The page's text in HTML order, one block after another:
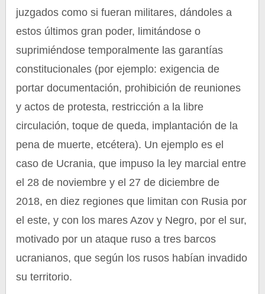
juzgados como si fueran militares, dándoles a
estos últimos gran poder, limitándose o
suprimiéndose temporalmente las garantías
constitucionales (por ejemplo: exigencia de
portar documentación, prohibición de reuniones
y actos de protesta, restricción a la libre
circulación, toque de queda, implantación de la
pena de muerte, etcétera). Un ejemplo es el
caso de Ucrania, que impuso la ley marcial entre
el 28 de noviembre y el 27 de diciembre de
2018, en diez regiones que limitan con Rusia por
el este, y con los mares Azov y Negro, por el sur,
motivado por un ataque ruso a tres barcos
ucranianos, que según los rusos habían invadido
su territorio.